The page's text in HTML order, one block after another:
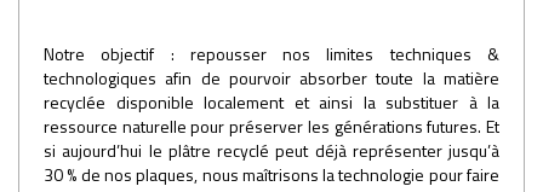
Notre objectif : repousser nos limites techniques &
technologiques afin de pourvoir absorber toute la matière
recyclée disponible localement et ainsi la substituer à la
ressource naturelle pour préserver les générations futures. Et
si aujourd’hui le plâtre recyclé peut déjà représenter jusqu’à
30 % de nos plaques, nous maîtrisons la technologie pour faire